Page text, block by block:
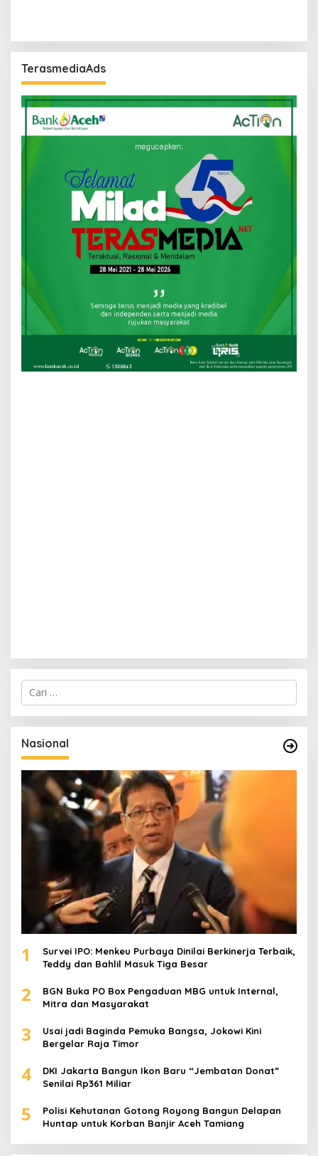
TerasmediaAds
C
i
u
n
t
k
:
Nasional
1
Survei IPO: Menkeu Purbaya Dinilai Berkinerja Terbaik,
Teddy dan Bahlil Masuk Tiga Besar
2
BGN Buka PO Box Pengaduan MBG untuk Internal,
Mitra dan Masyarakat
3
Usai jadi Baginda Pemuka Bangsa, Jokowi Kini
Bergelar Raja Timor
4
DKI Jakarta Bangun Ikon Baru “Jembatan Donat”
Senilai Rp361 Miliar
5
Polisi Kehutanan Gotong Royong Bangun Delapan
Huntap untuk Korban Banjir Aceh Tamiang